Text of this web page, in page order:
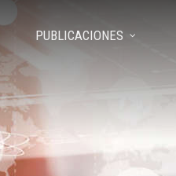
PUBLICACIONES